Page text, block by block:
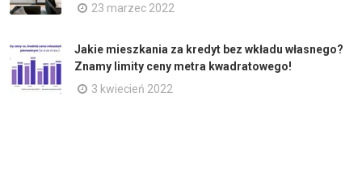
23 marzec 2022
Jakie mieszkania za kredyt bez wkładu własnego?
Znamy limity ceny metra kwadratowego!
3 kwiecień 2022